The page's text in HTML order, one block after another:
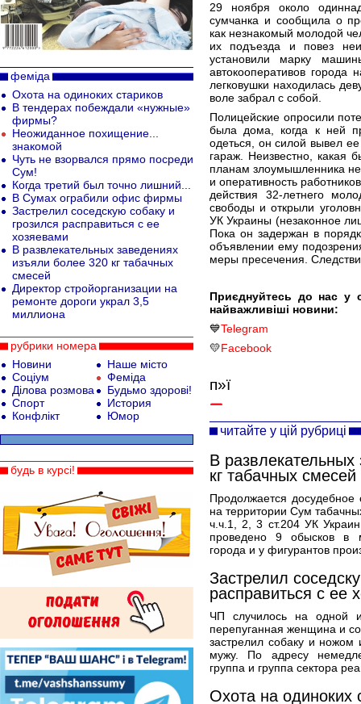
29 ноября около
сумчанка и сообщила о
как незнакомый молодой
их подъезда и повез
установили марку
автокооперативов
легковушки находилась
воле забрал с собой.
Полицейские опросили
была дома, когда к ней
одеться, он силой вывел
гараж. Неизвестно, какая
планам злоумышленника
и оперативность
действия 32-летнего
свободы и открыли
УК Украины (незаконное
Пока он задержан в
объявлении ему
меры пресечения.
Приєднуйтесь до нас у
найважливіші новини:
💙Telegram
💛Facebook
п»ї
читайте у цій рубриці
В
кг табачных смесей
Продолжается досудебное
на территории Сум
ч.ч.1, 2, 3 ст.204 УК
проведено 9 обысков в
города и у фигурантов
Застрелил
расправиться с ее
ЧП случилось на одной
перепуганная женщина и
застрелил собаку и
мужу. По адресу
группа и группа сектора
Охота на одиноких
феміда
Охота на одиноких стариков
В тендерах побеждали «нужные»
фирмы?
Неожиданное похищение...
знакомой
Чуть не взорвался прямо посреди
Сум!
Когда третий был точно лишний...
В Сумах ограбили офис фирмы
Застрелил соседскую собаку и
грозился расправиться с ее
хозяевами
В развлекательных заведениях
изъяли более 320 кг табачных
смесей
Директор стройорганизации на
ремонте дороги украл 3,5
миллиона
рубрики номера
Новини
Соціум
Ділова розмова
Спорт
Конфлікт
Наше місто
Феміда
Будьмо здорові!
История
Юмор
будь в курсі!